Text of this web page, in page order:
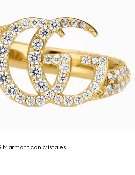
Marmont con cristales